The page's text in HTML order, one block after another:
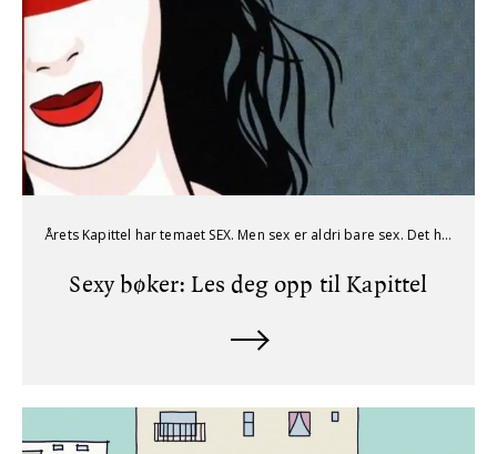
Årets Kapittel har temaet SEX. Men sex er aldri bare sex. Det handler også om kjærlighet, frihet, fantasi, makt, lengsel og de historiene vi forteller om oss selv og hverandre.
Sexy bøker: Les deg opp til Kapittel